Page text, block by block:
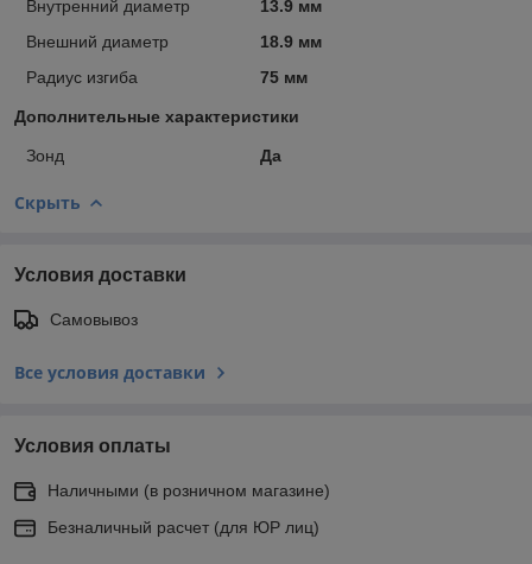
Внутренний диаметр
13.9 мм
Внешний диаметр
18.9 мм
Радиус изгиба
75 мм
Дополнительные характеристики
Зонд Да
Скрыть
Условия доставки
Самовывоз
Все условия доставки
Условия оплаты
Наличными (в розничном магазине)
Безналичный расчет (для ЮР лиц)